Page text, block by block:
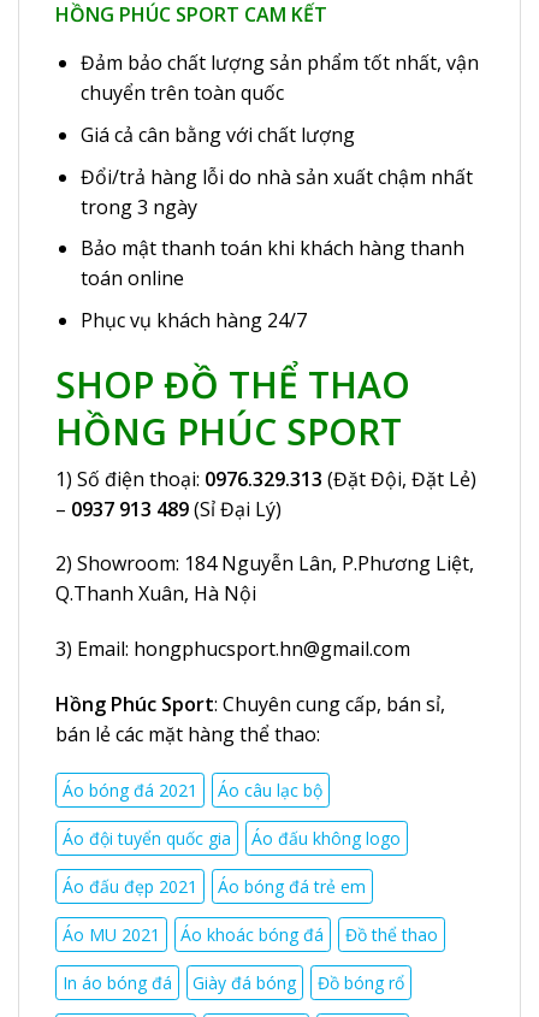
HỒNG PHÚC SPORT CAM KẾT
Đảm bảo chất lượng sản phẩm tốt nhất, vận
chuyển trên toàn quốc
Giá cả cân bằng với chất lượng
Đổi/trả hàng lỗi do nhà sản xuất chậm nhất
trong 3 ngày
Bảo mật thanh toán khi khách hàng thanh
toán online
Phục vụ khách hàng 24/7
SHOP ĐỒ THỂ THAO
HỒNG PHÚC SPORT
1) Số điện thoại: 0976.329.313 (Đặt Đội, Đặt Lẻ)
– 0937 913 489(Sỉ Đại Lý)
2) Showroom: 184 Nguyễn Lân, P.Phương Liệt,
Q.Thanh Xuân, Hà Nội
3) Email: hongphucsport.hn@gmail.com
Hồng Phúc Sport: Chuyên cung cấp, bán sỉ,
bán lẻ các mặt hàng thể thao:
Áo bóng đá 2021 Áo câu lạc bộ
Áo đội tuyển quốc gia Áo đấu không logo
Áo đấu đẹp 2021 Áo bóng đá trẻ em
Áo MU 2021 Áo khoác bóng đá Đồ thể thao
In áo bóng đá Giày đá bóng Đồ bóng rổ